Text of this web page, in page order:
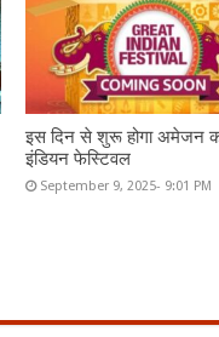
इस दिन से शुरू होगा अमेजन
इंडियन फेस्टिवल
September 9, 2025- 9:01 PM